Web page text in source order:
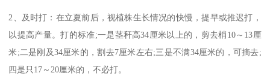
2、及时打：在立夏前后，视植株生长情况的快慢，提早或推迟打，
以提高产量。打的标准;一是茎秆高34厘米以上的，剪去梢10～13厘
米;二是刚及34厘米的，割去7厘米左右;三是不满34厘米的，可摘去;
四是只17～20厘米的，不必打。